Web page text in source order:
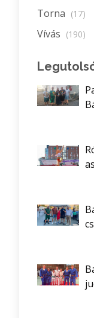
Torna (17)
Vívás (190)